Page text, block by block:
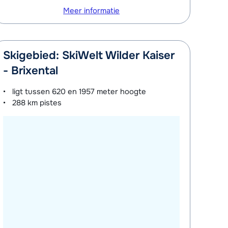
Meer informatie
Skigebied: SkiWelt Wilder Kaiser
- Brixental
ligt tussen 620 en 1957 meter hoogte
288 km pistes